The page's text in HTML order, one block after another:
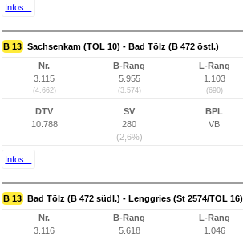
Infos...
B 13 Sachsenkam (TÖL 10) - Bad Tölz (B 472 östl.)
Nr.
3.115
(4.662)
B-Rang
5.955
(3.574)
L-Rang
1.103
(690)
DTV
10.788
SV
280
(2,6%)
BPL
VB
Infos...
B 13 Bad Tölz (B 472 südl.) - Lenggries (St 2574/TÖL 16)
Nr.
3.116
B-Rang
5.618
L-Rang
1.046